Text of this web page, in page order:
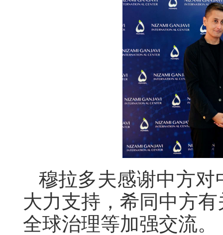
穆拉多夫感谢中方
大力支持，希同中方
全球治理等加强交流。